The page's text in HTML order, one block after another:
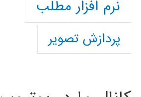
نرم افزار مطلب
پردازش تصویر